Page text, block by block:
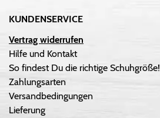
KUNDENSERVICE
Vertrag widerrufen
Hilfe und Kontakt
So findest Du die richtige Schuhgröße!
Zahlungsarten
Versandbedingungen
Lieferung